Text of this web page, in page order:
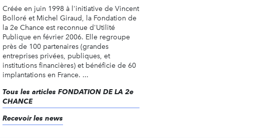
Créée en juin 1998 à l'initiative de Vincent
Bolloré et Michel Giraud, la Fondation de
la 2e Chance est reconnue d'Utilité
Publique en février 2006. Elle regroupe
près de 100 partenaires (grandes
entreprises privées, publiques, et
institutions financières) et bénéficie de 60
implantations en France. ...
Tous les articles FONDATION DE LA 2e
CHANCE
Recevoir les news